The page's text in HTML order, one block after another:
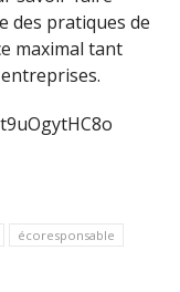
des pratiques de
maximal tant
écoresponsable